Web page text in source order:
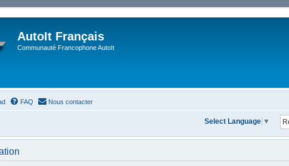
AutoIt Français
Communauté Francophone AutoIt
FAQ Nous contacter
Select Language ▼